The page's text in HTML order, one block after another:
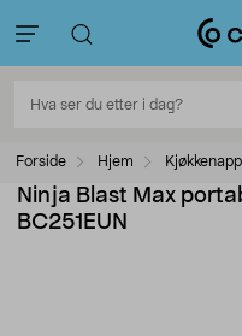
Forside Hjem
Ninja Blast Max
BC251EUN